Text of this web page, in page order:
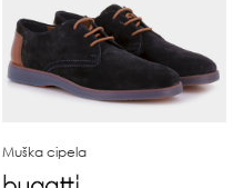
Muška cipela